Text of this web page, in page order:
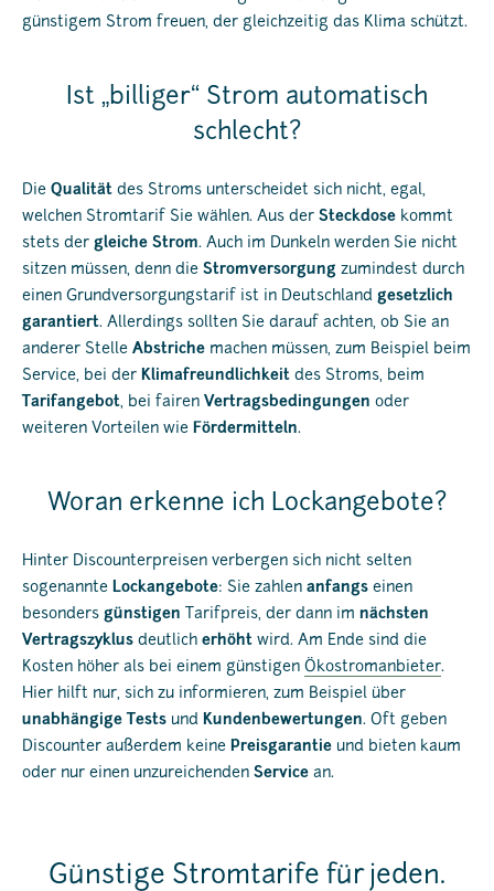
günstigem Strom freuen, der gleichzeitig das Klima schützt.
Ist „billiger“ Strom automatisch
schlecht?
Die Qualität des Stroms unterscheidet sich nicht, egal,
welchen Stromtarif Sie wählen. Aus der Steckdose kommt
stets der gleiche Strom. Auch im Dunkeln werden Sie nicht
sitzen müssen, denn die Stromversorgung zumindest durch
einen Grundversorgungstarif ist in Deutschland gesetzlich
garantiert. Allerdings sollten Sie darauf achten, ob Sie an
anderer Stelle Abstriche machen müssen, zum Beispiel beim
Service, bei der Klimafreundlichkeit des Stroms, beim
Tarifangebot, bei fairen Vertragsbedingungen oder
weiteren Vorteilen wie Fördermitteln.
Woran erkenne ich Lockangebote?
Hinter Discounterpreisen verbergen sich nicht selten
sogenannte Lockangebote: Sie zahlen anfangs einen
besonders günstigen Tarifpreis, der dann im nächsten
Vertragszyklus deutlich erhöht wird. Am Ende sind die
Kosten höher als bei einem günstigen Ökostromanbieter.
Hier hilft nur, sich zu informieren, zum Beispiel über
unabhängige Tests und Kundenbewertungen. Oft geben
Discounter außerdem keine Preisgarantie und bieten kaum
oder nur einen unzureichenden Service an.
Günstige Stromtarife für jeden.